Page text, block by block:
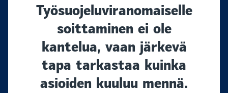
Työsuojeluviranomaiselle
soittaminen ei ole
kantelua, vaan järkevä
tapa tarkastaa kuinka
asioiden kuuluu mennä.